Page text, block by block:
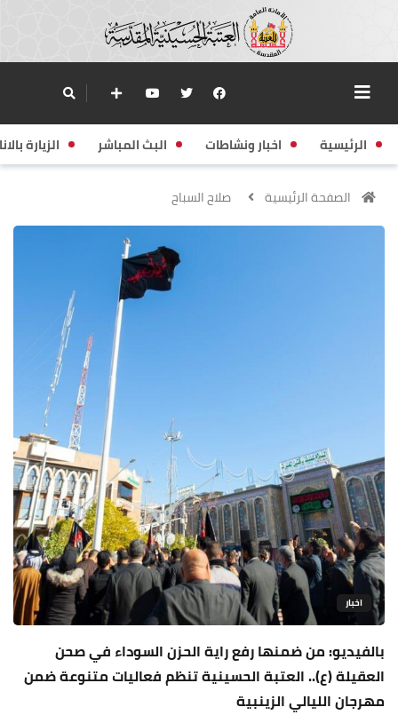
الرئيسية اخبار ونشاطات البث المباشر الزيارة
الصفحة الرئيسية صلاح السباح
اخبار
بالفيديو: من ضمنها رفع راية الحزن السوداء في صحن
العقيلة (ع).. العتبة الحسينية تنظم فعاليات متنوعة ضمن
مهرجان الليالي الزينبية